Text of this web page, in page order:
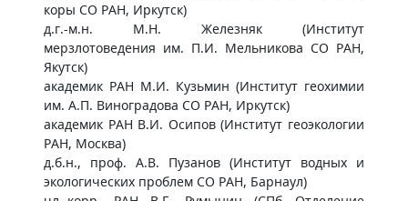
коры СО РАН, Иркутск)
д.г.-м.н. М.Н. Железняк (Институт
мерзлотоведения им. П.И. Мельникова СО РАН,
Якутск)
академик РАН М.И. Кузьмин (Институт геохимии
им. А.П. Виноградова СО РАН, Иркутск)
академик РАН В.И. Осипов (Институт геоэкологии
РАН, Москва)
д.б.н., проф. А.В. Пузанов (Институт водных и
экологических проблем СО РАН, Барнаул)